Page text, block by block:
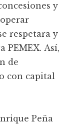
y
respetara y
PEMEX. Así,
de
con capital
Peña